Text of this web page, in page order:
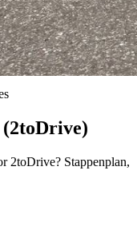
(2toDrive)
2toDrive? Stappenplan,